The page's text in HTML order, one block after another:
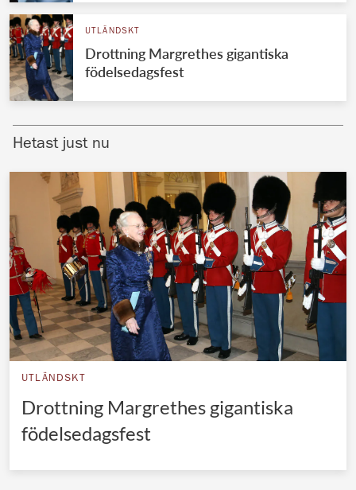
VÄRLDENS KUNGAHUS
Svenska kungahuset
Brittiska kungahuset
Nederländska kungahuset
Belgiska kungahuset
Jordanska kungahuset
Luxemburgska storhertighuset
Japanska kejsarhuset
Thailändska kungahuset
Marockanska kungahuset
REDAKTION
UTLÄNDSKT
Drottning Margrethes gigantiska
födelsedagsfest
Hetast just nu
UTLÄNDSKT
Drottning Margrethes gigantiska
födelsedagsfest